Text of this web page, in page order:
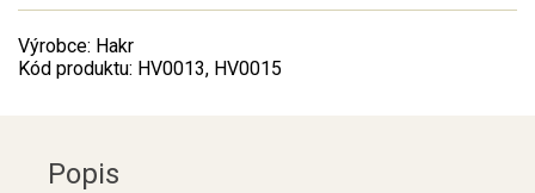
Výrobce: Hakr
Kód produktu: HV0013, HV0015
Popis